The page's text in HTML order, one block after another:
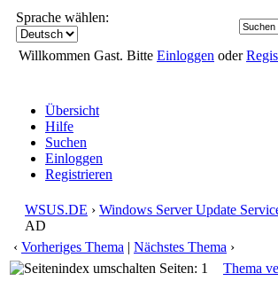
Sprache wählen:
Willkommen Gast. Bitte Einloggen oder
Übersicht
Hilfe
Suchen
Einloggen
Registrieren
WSUS.DE › Windows Server Update
AD
‹ Vorheriges Thema | Nächstes Thema ›
Seiten: 1
Thema